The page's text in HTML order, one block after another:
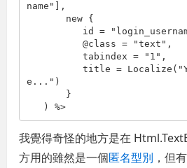
name"
],
new {
          id =
          @
class = "text" ,
          tabindex =
"1" ,
          title = Localize(
e..." )
   ) %>
我覺得奇怪的地方是在
方用的雖然是一個匿名型別 ，但